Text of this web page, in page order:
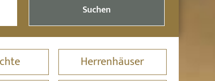
Suchen
Herrenhäuser